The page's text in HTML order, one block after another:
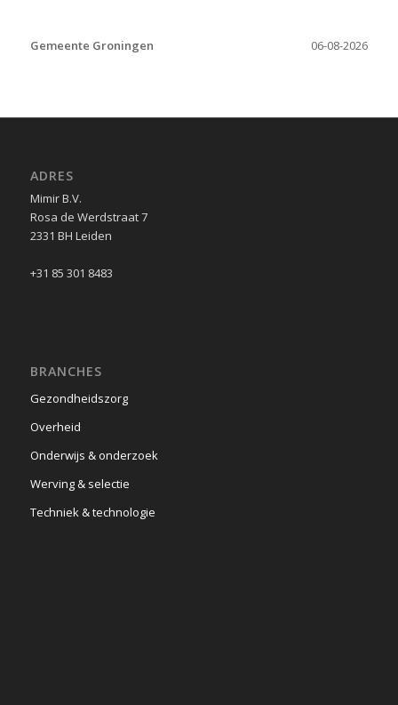
06-08-2026
Gemeente Groningen
ADRES
Mimir B.V.
Rosa de Werdstraat 7
2331 BH Leiden
+31 85 301 8483
BRANCHES
Gezondheidszorg
Overheid
Onderwijs & onderzoek
Werving & selectie
Techniek & technologie